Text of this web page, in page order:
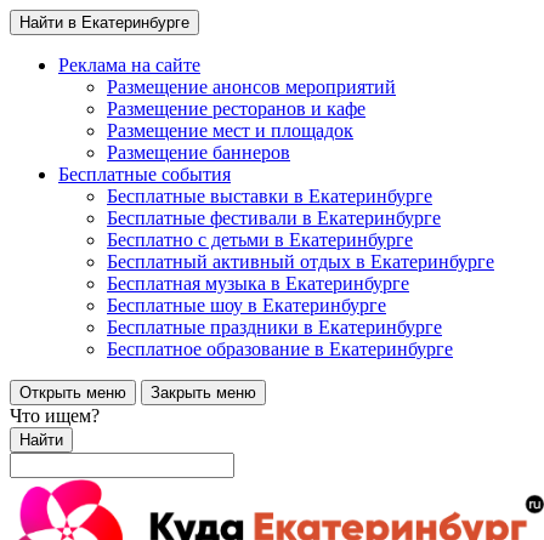
Найти в Екатеринбурге
Реклама на сайте
Размещение анонсов мероприятий
Размещение ресторанов и кафе
Размещение мест и площадок
Размещение баннеров
Бесплатные события
Бесплатные выставки в Екатеринбурге
Бесплатные фестивали в Екатеринбурге
Бесплатно с детьми в Екатеринбурге
Бесплатный активный отдых в Екатеринбурге
Бесплатная музыка в Екатеринбурге
Бесплатные шоу в Екатеринбурге
Бесплатные праздники в Екатеринбурге
Бесплатное образование в Екатеринбурге
Открыть меню Закрыть меню
Что ищем?
Найти